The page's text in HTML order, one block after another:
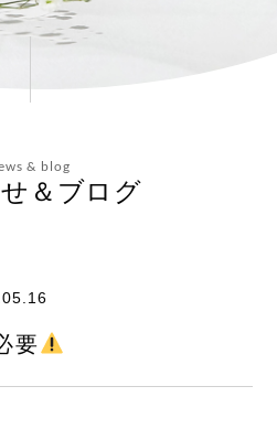
せ・ブログ
会社概要
い合わせ
& blog
＆ブログ
要